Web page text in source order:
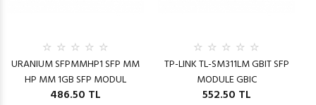
URANIUM SFPMMHP1 SFP MM
HP MM 1GB SFP MODUL
486.50 TL
TP-LINK TL-SM311LM GBIT SFP
MODULE GBIC
552.50 TL